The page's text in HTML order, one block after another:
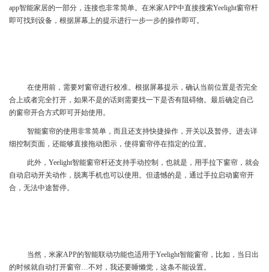
app智能家居的一部分，连接也非常简单。在米家APP中直接搜索Yeelight窗帘杆
即可找到设备，根据屏幕上的提示进行一步一步的操作即可。
在使用前，需要对窗帘进行校准。根据屏幕提示，确认当前位置是否完全
合上或者完全打开，如果不是的话则需要找一下是否有阻碍物。最后确定自己
的窗帘开合方式即可开始使用。
智能窗帘的使用非常简单，而且还支持快捷操作，开关以及暂停。进去详
细控制页面，还能够直接拖动图示，使得窗帘停在指定的位置。
此外，Yeelight智能窗帘杆还支持手动控制，也就是，用手拉下窗帘，就会
自动启动开关动作，脱离手机也可以使用。但遗憾的是，通过手拉启动窗帘开
合，无法中途暂停。
当然，米家APP的智能联动功能也适用于Yeelight智能窗帘，比如，当日出
的时候就自动打开窗帘…不对，我还要睡懒觉，这条不能设置。